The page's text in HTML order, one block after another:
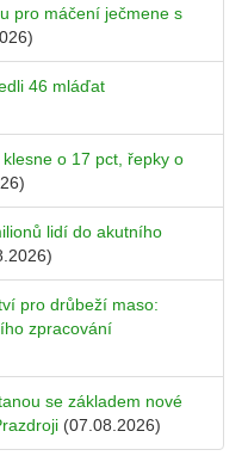
pro máčení ječmene s
46 mláďat
o 17 pct, řepky o
lidí do akutního
pro drůbeží maso:
zpracování
se základem nové
(07.08.2026)